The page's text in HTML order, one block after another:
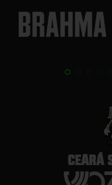
CEARÁ